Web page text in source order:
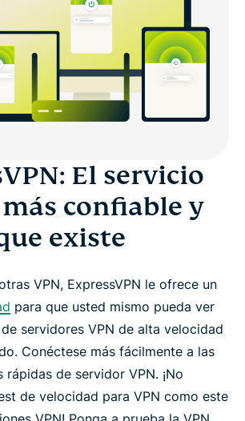
más rápido con ExpressVPN
le quitará velocidad
rápidos
rápida en 3 pasos
el momento en que se conecte
rápida sin riesgo alguno
El servicio
confiable y
existe
VPN, ExpressVPN le ofrece un
para que usted mismo pueda ver
servidores VPN de alta velocidad
Conéctese más fácilmente a las
rápidas de servidor VPN. ¡No
de velocidad para VPN como este